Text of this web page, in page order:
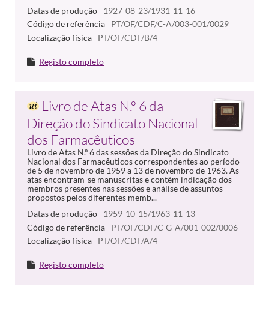
Datas de produção
1927-08-23/1931-11-16
Código de referência
PT/OF/CDF/C-A/003-001/0029
Localização física
PT/OF/CDF/B/4
Registo completo
Livro de Atas N.º 6 da
Direção do Sindicato Nacional
dos Farmacêuticos
Livro de Atas N.º 6 das sessões da Direção do Sindicato
Nacional dos Farmacêuticos correspondentes ao período
de 5 de novembro de 1959 a 13 de novembro de 1963. As
atas encontram-se manuscritas e contêm indicação dos
membros presentes nas sessões e análise de assuntos
propostos pelos diferentes memb...
Datas de produção
1959-10-15/1963-11-13
Código de referência
PT/OF/CDF/C-G-A/001-002/0006
Localização física
PT/OF/CDF/A/4
Registo completo